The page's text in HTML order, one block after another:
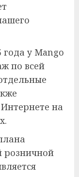
у Mango
по всей
на
розничной